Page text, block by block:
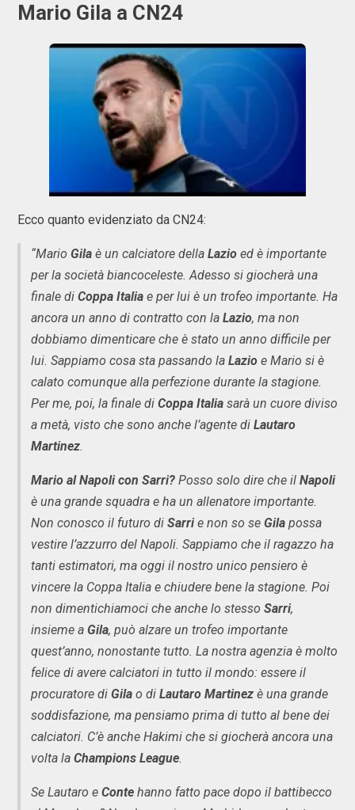
Mario Gila a CN24
Ecco quanto evidenziato da CN24:
“Mario Gila è un calciatore della Lazio ed è importante
per la società biancoceleste. Adesso si giocherà una
finale di Coppa Italia e per lui è un trofeo importante. Ha
ancora un anno di contratto con la Lazio, ma non
dobbiamo dimenticare che è stato un anno difficile per
lui. Sappiamo cosa sta passando la Lazio e Mario si è
calato comunque alla perfezione durante la stagione.
Per me, poi, la finale di Coppa Italia sarà un cuore diviso
a metà, visto che sono anche l’agente di Lautaro
Martinez.
Mario al Napoli con Sarri? Posso solo dire che il Napoli
è una grande squadra e ha un allenatore importante.
Non conosco il futuro di Sarrie non so se Gila possa
vestire l’azzurro del Napoli. Sappiamo che il ragazzo ha
tanti estimatori, ma oggi il nostro unico pensiero è
vincere la Coppa Italia e chiudere bene la stagione. Poi
non dimentichiamoci che anche lo stesso Sarri,
insieme a Gila, può alzare un trofeo importante
quest’anno, nonostante tutto. La nostra agenzia è molto
felice di avere calciatori in tutto il mondo: essere il
procuratore di Gila o di Lautaro Martinez è una grande
soddisfazione, ma pensiamo prima di tutto al bene dei
calciatori. C’è anche Hakimi che si giocherà ancora una
volta la Champions League.
Se Lautaro e Conte hanno fatto pace dopo il battibecco